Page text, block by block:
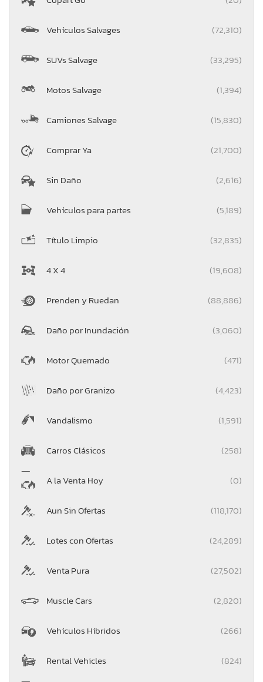
Vehículos Salvages (72,310)
SUVs Salvage (33,295)
Motos Salvage (1,394)
Camiones Salvage (15,830)
Comprar Ya (21,700)
Sin Daño (2,616)
Vehículos para partes (5,189)
Título Limpio (32,835)
4 X 4 (19,608)
Prenden y Ruedan (88,886)
Daño por Inundación (3,060)
Motor Quemado (471)
Daño por Granizo (4,423)
Vandalismo (1,591)
Carros Clásicos (258)
A la Venta Hoy (0)
Aun Sin Ofertas (118,170)
Lotes con Ofertas (24,289)
Venta Pura (27,502)
Muscle Cars (2,820)
Vehículos Híbridos (266)
Rental Vehicles (824)